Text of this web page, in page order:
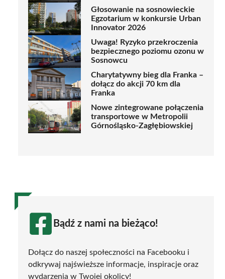
Głosowanie na sosnowieckie
Egzotarium w konkursie Urban
Innovator 2026
Uwaga! Ryzyko przekroczenia
bezpiecznego poziomu ozonu w
Sosnowcu
Charytatywny bieg dla Franka –
dołącz do akcji 70 km dla
Franka
Nowe zintegrowane połączenia
transportowe w Metropolii
Górnośląsko-Zagłębiowskiej
Bądź z nami na bieżąco!
Dołącz do naszej społeczności na Facebooku i
odkrywaj najświeższe informacje, inspiracje oraz
wydarzenia w Twojej okolicy!